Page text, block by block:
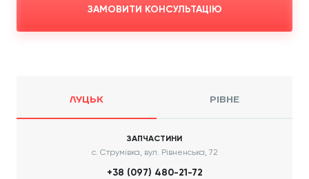
ЗАМОВИТИ КОНСУЛЬТАЦІЮ
ЛУЦЬК РІВНЕ
ЗАПЧАСТИНИ
с. Струмівка, вул. Рівненська, 72
+38 (097) 480-21-72